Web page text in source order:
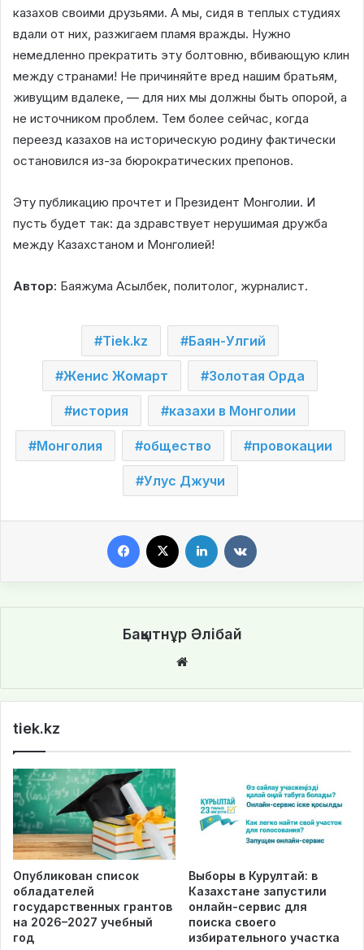
казахов своими друзьями. А мы, сидя в теплых студиях
вдали от них, разжигаем пламя вражды. Нужно
немедленно прекратить эту болтовню, вбивающую клин
между странами! Не причиняйте вред нашим братьям,
живущим вдалеке, — для них мы должны быть опорой, а
не источником проблем. Тем более сейчас, когда
переезд казахов на историческую родину фактически
остановился из-за бюрократических препонов.
Эту публикацию прочтет и Президент Монголии. И
пусть будет так: да здравствует нерушимая дружба
между Казахстаном и Монголией!
Автор: Баяжума Асылбек, политолог, журналист.
Tiek.kz Баян-Улгий
Женис Жомарт Золотая Орда
история казахи в Монголии
Монголия общество провокации
Улус Джучи
Бақытнұр Әлібай
te
tiek.kz
Опубликован список
обладателей
государственных грантов
на 2026–2027 учебный
год
Выборы в Курултай: в
Казахстане запустили
онлайн-сервис для
поиска своего
избирательного участка